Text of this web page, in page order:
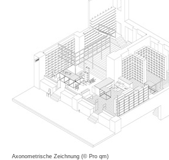
Axonometrische Zeichnung (© Pro qm)